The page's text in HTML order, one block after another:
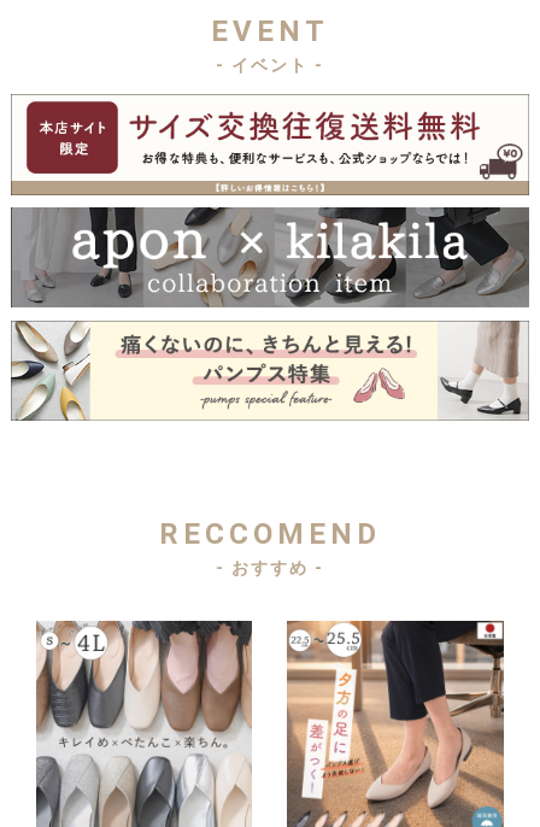
EVENT
- イベント -
RECCOMEND
- おすすめ -